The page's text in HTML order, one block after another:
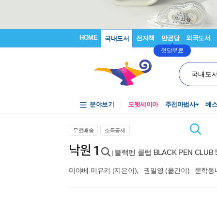
HOME 국내도서 전자책 만권당
첫달무료
외국도서
국내도
분야보기 오뒷세이아 추천마법사 베
무료배송 소득공제
낙원 1 블랙펜 클럽 BLACK PEN CLUB
미야베 미유키 (지은이), 권일영 (옮긴이) 문학동